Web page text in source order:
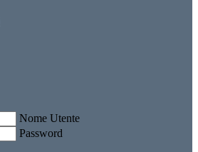
Nome Utente
Password